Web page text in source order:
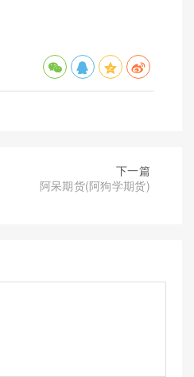
下一篇
阿呆期货(阿狗学期货)